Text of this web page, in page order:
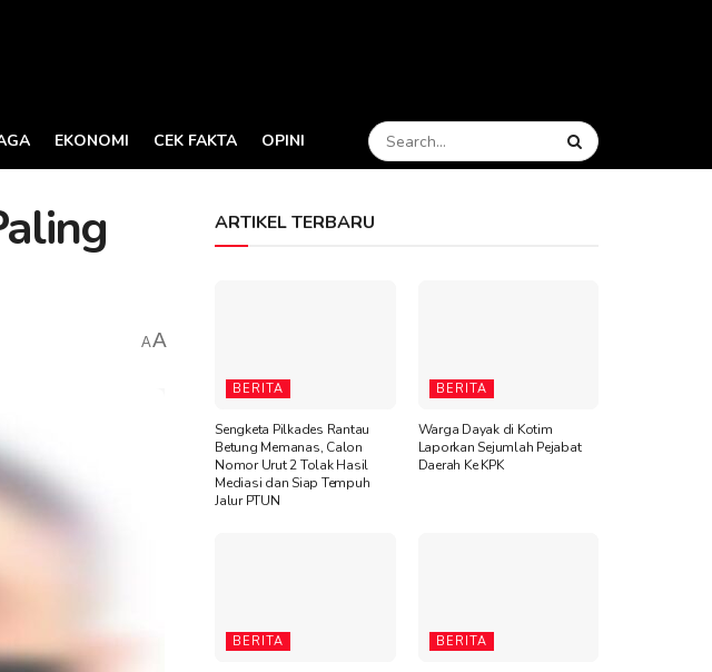
EKONOMI CEK FAKTA OPINI
AA
ARTIKEL TERBARU
BERITA
Sengketa Pilkades Rantau
Betung Memanas, Calon
Nomor Urut 2 Tolak Hasil
Mediasi dan Siap Tempuh
Jalur PTUN
BERITA
Warga Dayak di Kotim
Laporkan Sejumlah Pejabat
Daerah Ke KPK
BERITA BERITA